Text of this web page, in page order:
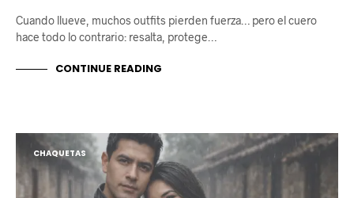
Cuando llueve, muchos outfits pierden fuerza… pero el cuero
hace todo lo contrario: resalta, protege…
CONTINUE READING
CHAQUETAS